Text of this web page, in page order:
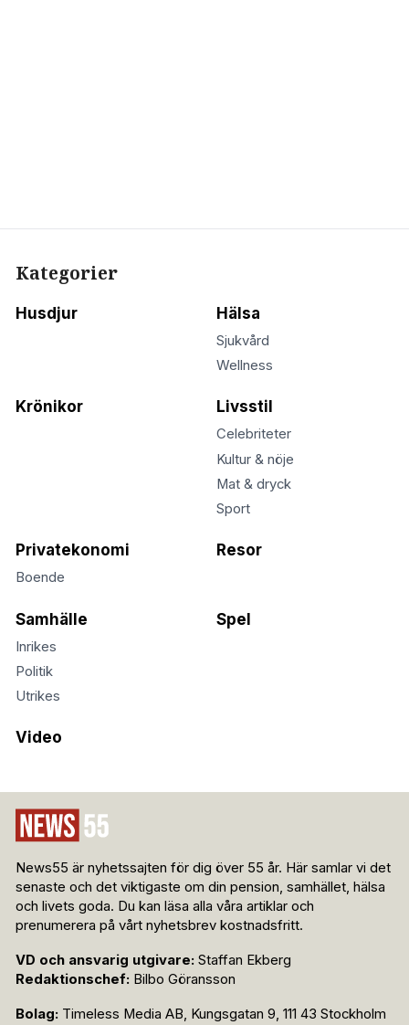
Kategorier
Husdjur Hälsa
Sjukvård
Wellness
Krönikor Livsstil
Celebriteter
Kultur & nöje
Mat & dryck
Sport
Privatekonomi
Boende
Resor
Samhälle
Inrikes
Politik
Utrikes
Spel
Video
News55 är nyhetssajten för dig över 55 år. Här samlar vi det
senaste och det viktigaste om din pension, samhället, hälsa
och livets goda. Du kan läsa alla våra artiklar och
prenumerera på vårt nyhetsbrev kostnadsfritt.
VD och ansvarig utgivare: Staffan Ekberg
Redaktionschef: Bilbo Göransson
Bolag: Timeless Media AB, Kungsgatan 9, 111 43 Stockholm